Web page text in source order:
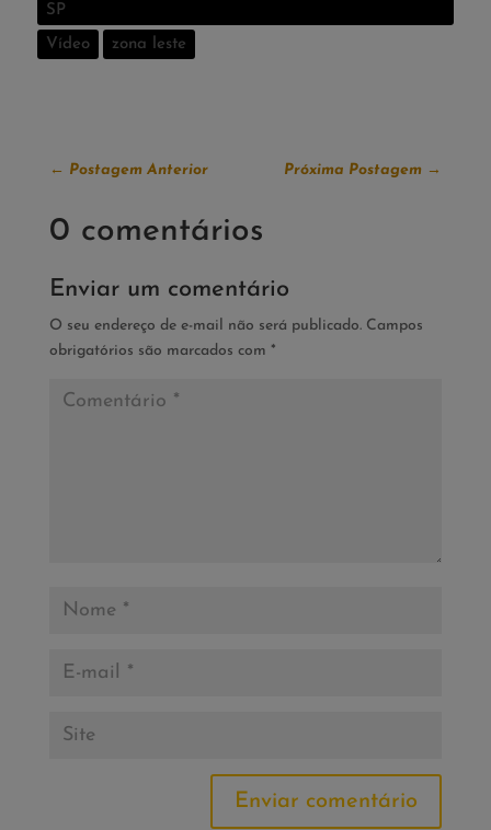
SP
Vídeo zona leste
← Postagem Anterior Próxima Postagem →
0 comentários
Enviar um comentário
O seu endereço de e-mail não será publicado. Campos
obrigatórios são marcados com *
Enviar comentário